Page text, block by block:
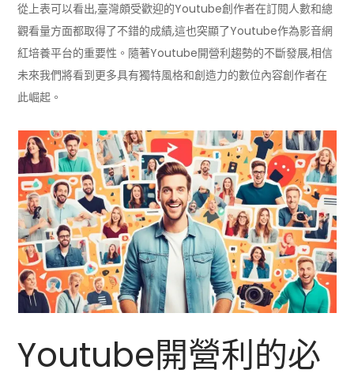
從上表可以看出,臺灣頗受歡迎的Youtube創作者在訂閱人數和總
觀看量方面都取得了不錯的成績,這也突顯了Youtube作為影音網
紅培養平台的重要性。隨著Youtube開營利趨勢的不斷發展,相信
未來我們將看到更多具有獨特風格和創造力的數位內容創作者在
此崛起。
Youtube開營利的必